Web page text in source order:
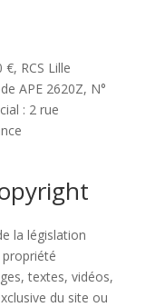
RCS Lille
APE 2620Z, N°
: 2 rue
la législation
propriété
textes, vidéos,
du site ou